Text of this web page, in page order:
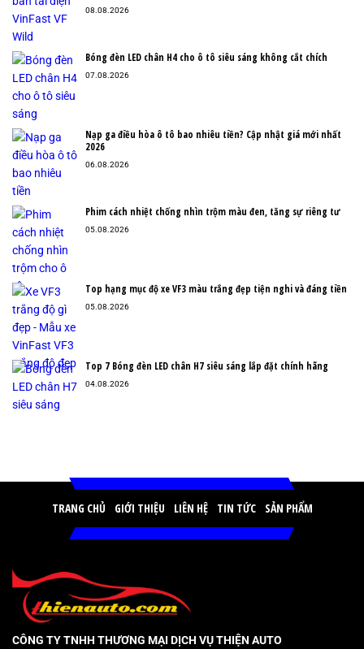
08.08.2026
Bóng đèn LED chân H4 cho ô tô siêu sáng không cắt chích
07.08.2026
Nạp ga điều hòa ô tô bao nhiêu tiền? Cập nhật giá mới nhất
2026
06.08.2026
Phim cách nhiệt chống nhìn trộm màu đen, tăng sự riêng tư
05.08.2026
Top hạng mục độ xe VF3 màu trắng đẹp tiện nghi và đáng tiền
05.08.2026
Top 7 Bóng đèn LED chân H7 siêu sáng lắp đặt chính hãng
04.08.2026
TRANG CHỦ GIỚI THIỆU LIÊN HỆ TIN TỨC SẢN PHẨM
CÔNG TY TNHH THƯƠNG MẠI DỊCH VỤ THIỆN AUTO